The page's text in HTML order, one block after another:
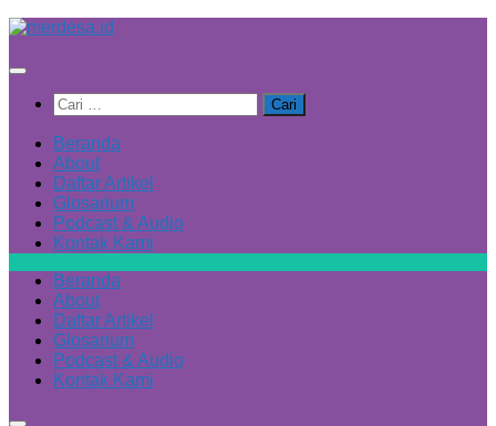
Skip
content
Cari
untuk:
Beranda
About
Daftar Artikel
Glosarium
Podcast & Audio
Kontak Kami
Beranda
About
Daftar Artikel
Glosarium
Podcast & Audio
Kontak Kami